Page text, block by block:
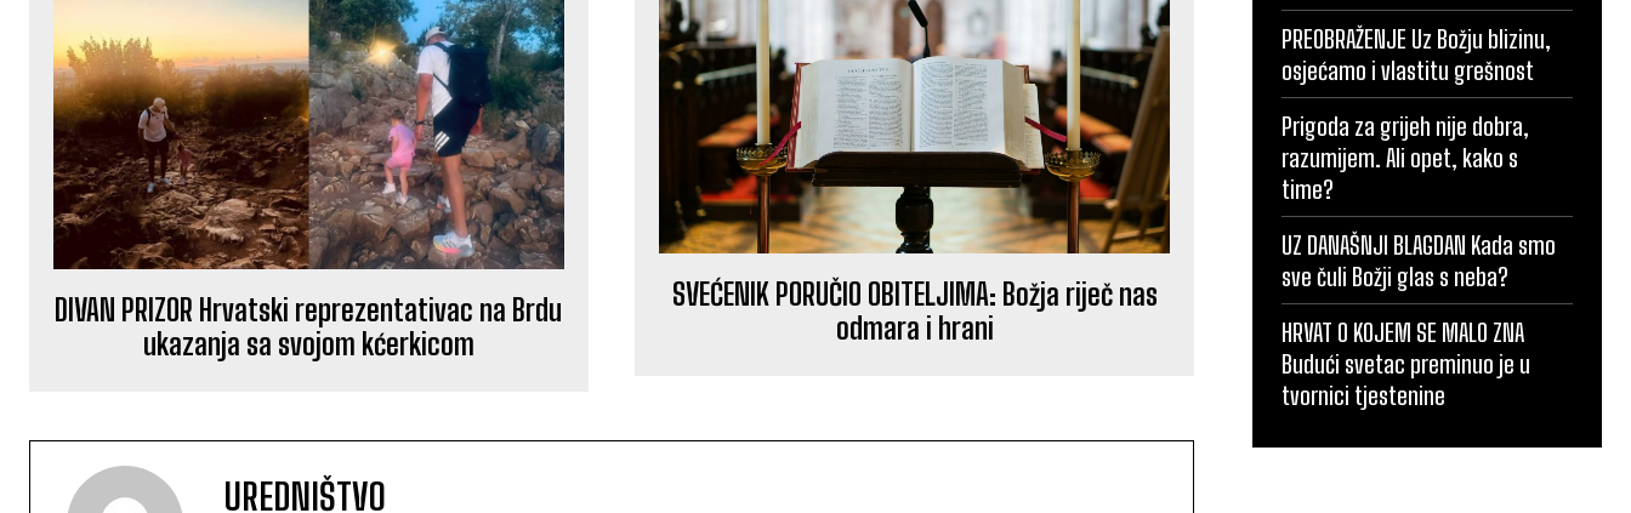
DIVAN PRIZOR Hrvatski reprezentativac na Brdu
ukazanja sa svojom kćerkicom
SVEĆENIK PORUČIO OBITELJIMA: Božja riječ nas
odmara i hrani
UREDNIŠTVO
PREOBRAŽENJE Uz Božju blizinu,
osjećamo i vlastitu grešnost
Prigoda za grijeh nije dobra,
razumijem. Ali opet, kako s
time?
UZ DANAŠNJI BLAGDAN Kada smo
sve čuli Božji glas s neba?
HRVAT O KOJEM SE MALO ZNA
Budući svetac preminuo je u
tvornici tjestenine